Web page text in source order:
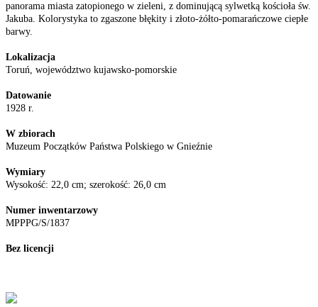
panorama miasta zatopionego w zieleni, z dominującą sylwetką kościoła św.
Jakuba. Kolorystyka to zgaszone błękity i złoto-żółto-pomarańczowe ciepłe
barwy.
Lokalizacja
Toruń, województwo kujawsko-pomorskie
Datowanie
1928 r.
W zbiorach
Muzeum Początków Państwa Polskiego w Gnieźnie
Wymiary
Wysokość: 22,0 cm; szerokość: 26,0 cm
Numer inwentarzowy
MPPPG/S/1837
Bez licencji